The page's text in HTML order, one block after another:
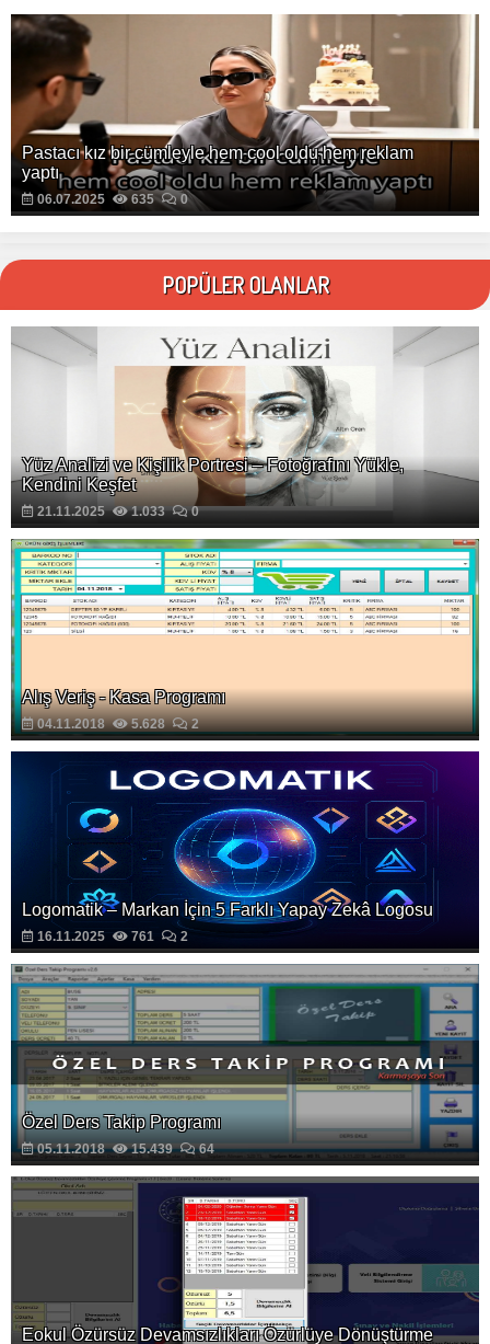
Pastacı kız bir cümleyle hem cool oldu hem reklam
yaptı
06.07.2025 635 0
POPÜLER OLANLAR
Yüz Analizi ve Kişilik Portresi – Fotoğrafını Yükle,
Kendini Keşfet
21.11.2025 1.033 0
Alış Veriş - Kasa Programı
04.11.2018 5.628 2
Logomatik – Markan İçin 5 Farklı Yapay Zekâ Logosu
16.11.2025 761 2
Özel Ders Takip Programı
05.11.2018 15.439 64
Eokul Özürsüz Devamsızlıkları Özürlüye Dönüştürme